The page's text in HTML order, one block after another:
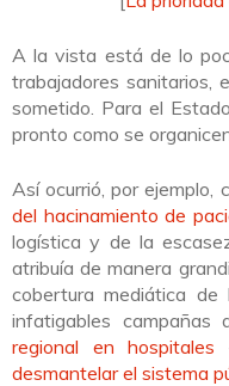
A la vista está de lo
trabajadores sanitarios,
sometido. Para el
pronto como se
Así ocurrió, por ejemplo,
del hacinamiento de
logística y de la
atribuía de manera
cobertura mediática
infatigables campañas
regional en hospitales
desmantelar el sistema